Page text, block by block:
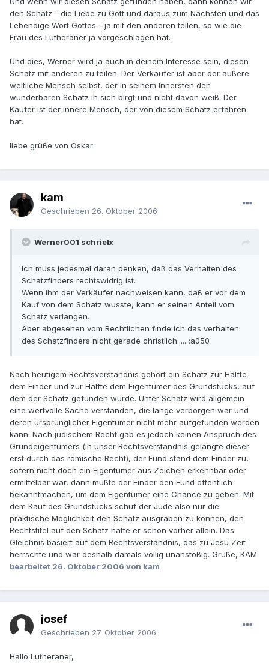
den Schatz - die Liebe zu Gott und daraus zum Nächsten und das
Lebendige Wort Gottes - ja mit den anderen teilen, so wie die
Frau des Lutheraner ja vorgeschlagen hat.
Und dies, Werner wird ja auch in deinem Interesse sein, diesen
Schatz mit anderen zu teilen. Der Verkäufer ist aber der äußere
weltliche Mensch selbst, der in seinem Innersten den
wunderbaren Schatz in sich birgt und nicht davon weiß. Der
Käufer ist der innere Mensch, der von diesem Schatz erfahren
hat.
liebe grüße von Oskar
kam
Geschrieben 26. Oktober 2006
Werner001 schrieb:
Ich muss jedesmal daran denken, daß das Verhalten des
Schatzfinders rechtswidrig ist.
Wenn ihm der Verkäufer nachweisen kann, daß er vor dem
Kauf von dem Schatz wusste, kann er seinen Anteil vom
Schatz verlangen.
Aber abgesehen vom Rechtlichen finde ich das verhalten
des Schatzfinders nicht gerade christlich..... :a050
Nach heutigem Rechtsverständnis gehört ein Schatz zur Hälfte
dem Finder und zur Hälfte dem Eigentümer des Grundstücks, auf
dem der Schatz gefunden wurde. Unter Schatz wird allgemein
eine wertvolle Sache verstanden, die lange verborgen war und
deren ursprünglicher Eigentümer nicht mehr aufgefunden werden
kann. Nach jüdischem Recht gab es jedoch keinen Anspruch des
Grundeigentümers (in unser Rechtsverständnis gelangte dieser
erst durch das römische Recht), der Fund stand dem Finder zu,
sofern nicht doch ein Eigentümer aus Zeichen erkennbar oder
ermittelbar war, dann mußte der Finder den Fund öffentlich
bekanntmachen, um dem Eigentümer eine Chance zu geben. Mit
dem Kauf des Grundstücks schuf der Jude also nur die
praktische Möglichkeit den Schatz ausgraben zu können, den
Rechtstitel auf den Schatz hatte er schon vorher allein. Das
Gleichnis basiert auf dem Rechtsverständnis, das zu Jesu Zeit
herrschte und war deshalb damals völlig unanstößig. Grüße, KAM
bearbeitet 26. Oktober 2006 von kam
josef
Geschrieben 27. Oktober 2006
Hallo Lutheraner,